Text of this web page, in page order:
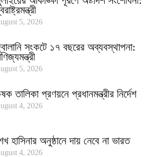
5, 2026
সংকটে ১৭ বছরের অব্যবস্থাপনা:
5, 2026
তালিকা প্রণয়নে প্রধানমন্ত্রীর নির্দেশ
4, 2026
হাসিনার অনুষ্ঠানে দায় নেবে না ভারত
4, 2026